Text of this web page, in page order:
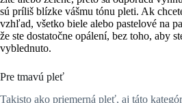
sú príliš blízke vášmu tónu pleti. Ak
vzhľad, všetko biele alebo pastelové na
že ste dostatočne opálení, bez toho, aby
vyblednuto.
Pre tmavú pleť
Takisto ako priemerná pleť, aj táto